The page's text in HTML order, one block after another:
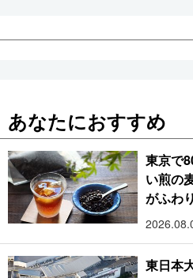
あなたにおすすめ
東京で
い煎の
がふわ
東日本